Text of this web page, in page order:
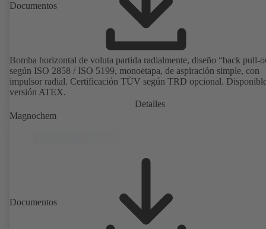
Documentos
Bomba horizontal de voluta partida radialmente, diseño “back pull-
según ISO 2858 / ISO 5199, monoetapa, de aspiración simple, con
impulsor radial. Certificación TÜV según TRD opcional.
versión ATEX.
Detalles
Magnochem
Documentos